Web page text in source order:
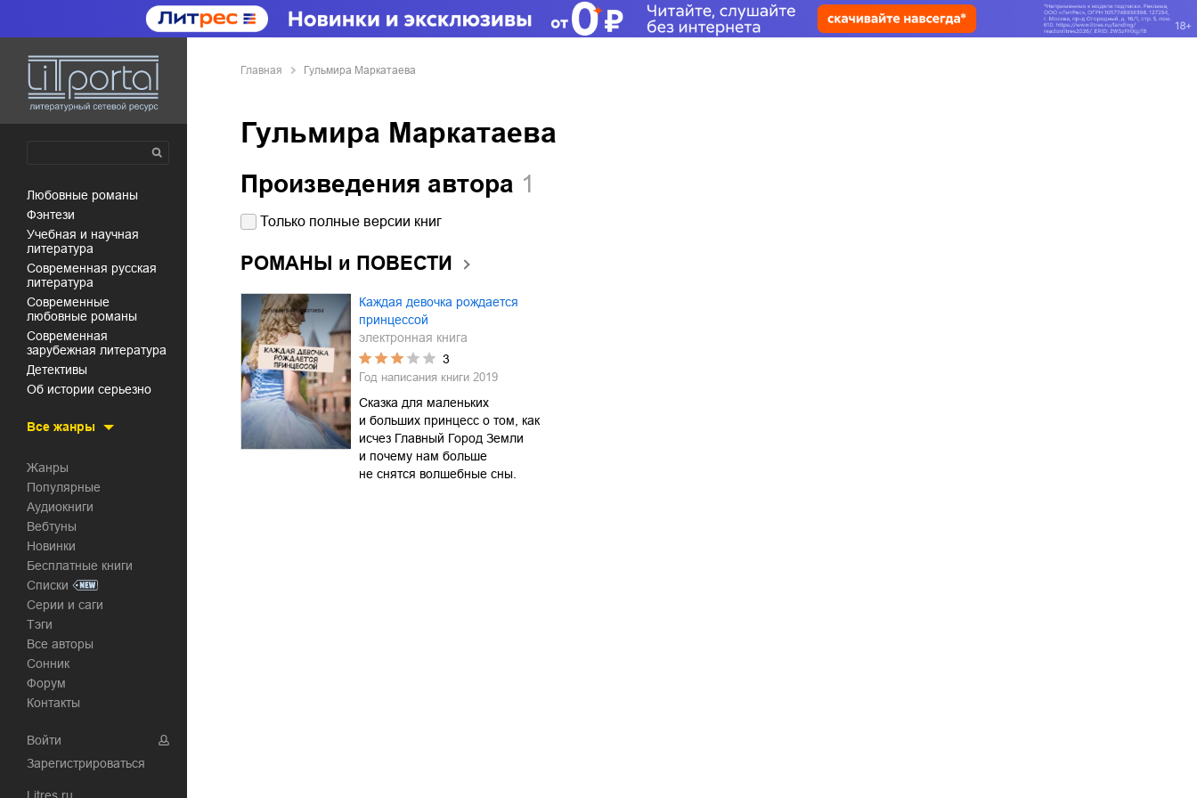
любовные романы
фэнтези
учебная и научная
литература
современная русская
литература
современные
любовные романы
современная
зарубежная литература
детективы
об истории серьезно
Все жанры
Жанры
Популярные
Аудиокниги
Вебтуны
Новинки
Бесплатные книги
Списки
Серии и саги
Тэги
Все авторы
Сонник
Форум
Контакты
Войти
Зарегистрироваться
Главная Гульмира Маркатаева
Гульмира Маркатаева
Произведения автора 1
Только полные версии книг
РОМАНЫ и ПОВЕСТИ
Каждая девочка рождается
принцессой
электронная книга
3
Год написания книги 2019
Сказка для маленьких
и больших принцесс о том, как
исчез Главный Город Земли
и почему нам больше
не снятся волшебные сны.